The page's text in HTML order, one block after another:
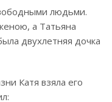
людьми.
а Татьяна
двухлетняя дочка
Катя взяла его